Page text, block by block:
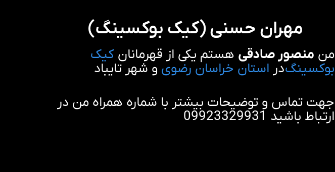
مهران حسنی (کیک بوکسینگ)
من منصور صادقی هستم یکی از قهرمانان کیک
بوکسینگدر استان خراسان رضوی و شهر تایباد
جهت تماس و توضیحات بیشتر با شماره همراه من در
ارتباط باشید 09923329931